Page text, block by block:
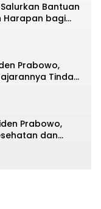
Bantuan
Harapan bagi
Prabowo,
Tindak
Prabowo,
dan
Gratis